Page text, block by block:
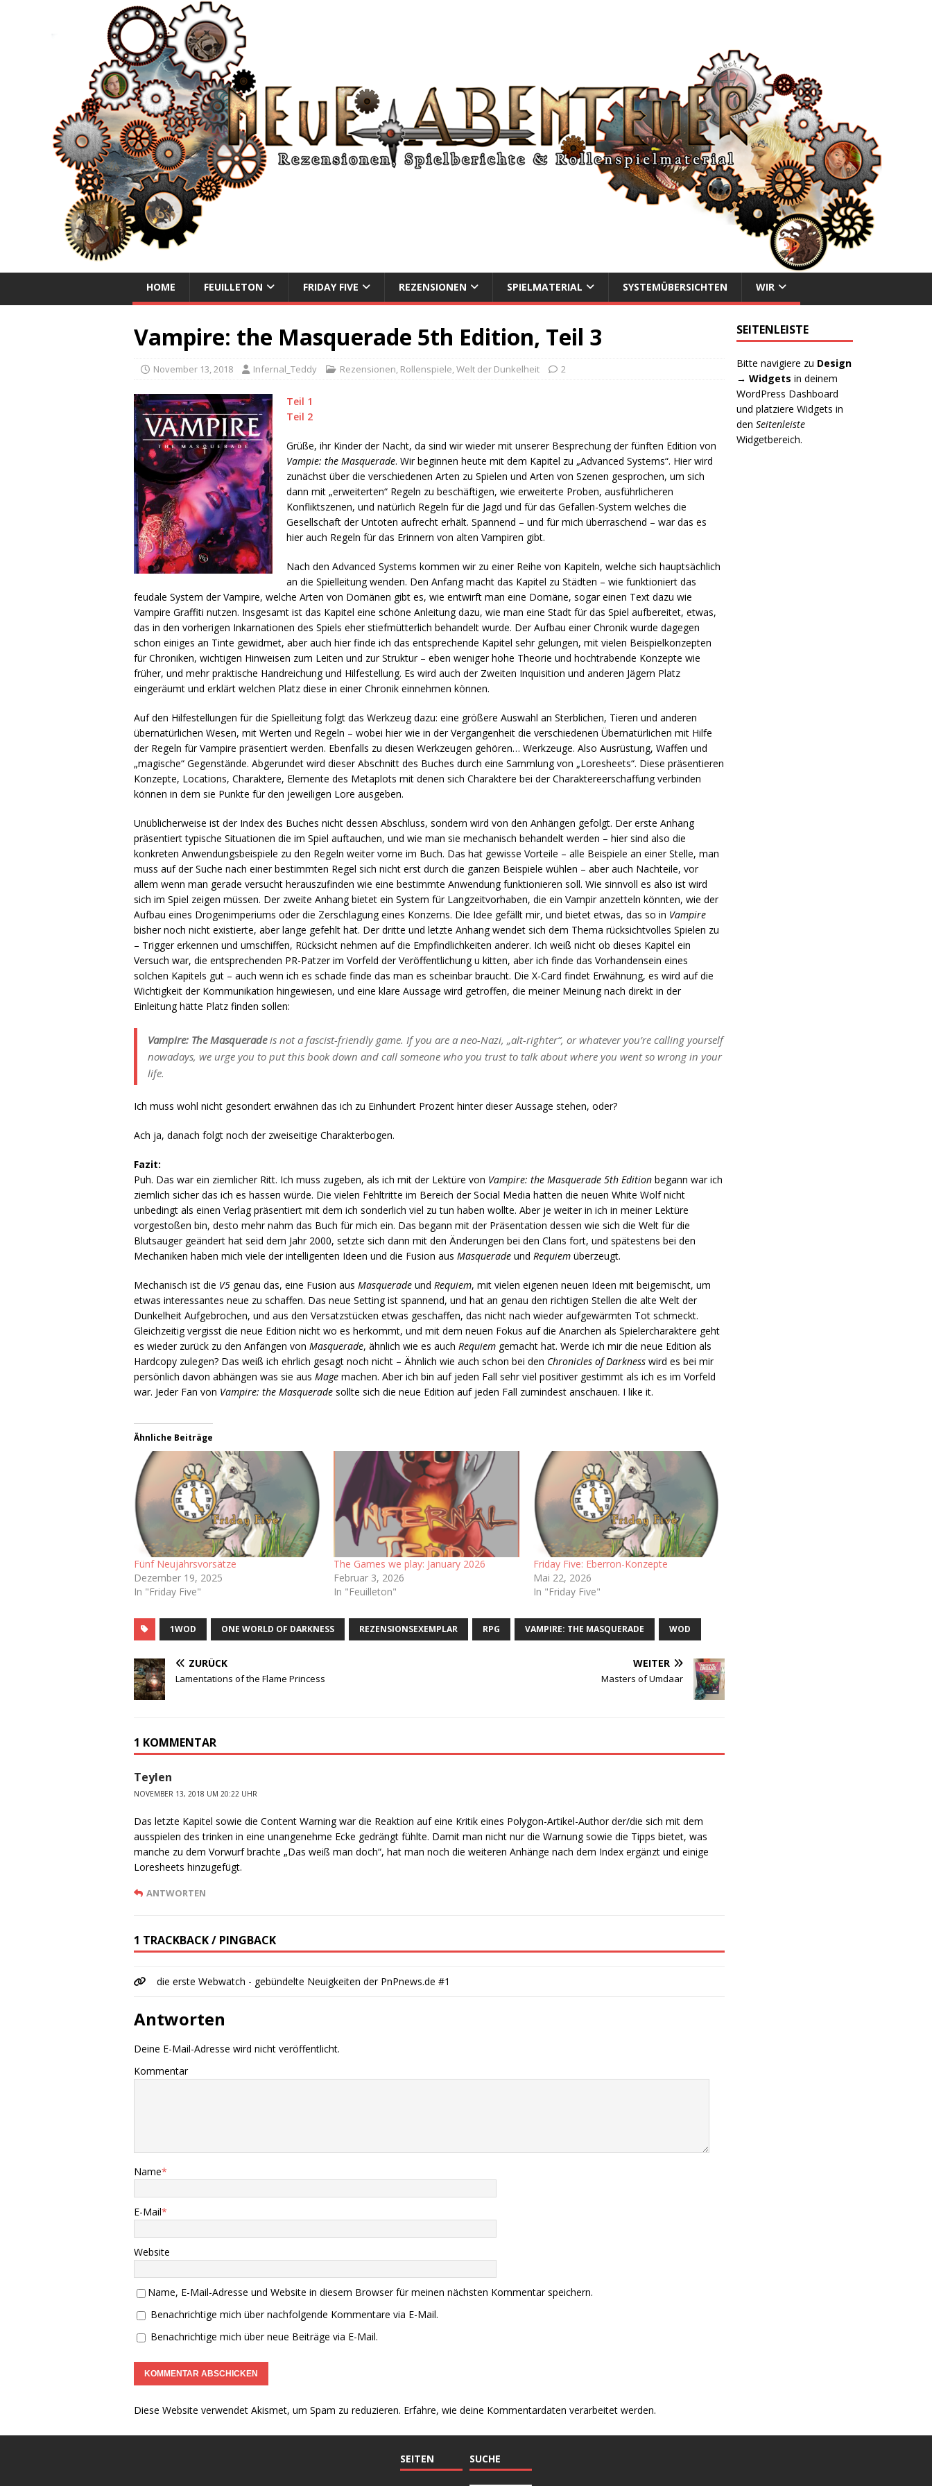
NEUE ABENTEUER
HOME FEUILLETON FRIDAY FIVE REZENSIONEN SPIELMATERIAL SYSTEMÜBERSICHTEN WIR
Vampire: the Masquerade 5th Edition, Teil 3
November 13, 2018 Infernal_Teddy Rezensionen, Rollenspiele,Welt der Dunkelheit 2
Teil 1
Teil 2
Grüße, ihr Kinder der Nacht, da sind wir wieder mit unserer Besprechung der fünften Edition von
Vampie: the Masquerade. Wir beginnen heute mit dem Kapitel zu „Advanced Systems“. Hier wird
zunächst über die verschiedenen Arten zu Spielen und Arten von Szenen gesprochen, um sich
dann mit „erweiterten“ Regeln zu beschäftigen, wie erweiterte Proben, ausführlicheren
Konfliktszenen, und natürlich Regeln für die Jagd und für das Gefallen-System welches die
Gesellschaft der Untoten aufrecht erhält. Spannend – und für mich überraschend – war das es
hier auch Regeln für das Erinnern von alten Vampiren gibt.
Nach den Advanced Systems kommen wir zu einer Reihe von Kapiteln, welche sich hauptsächlich
an die Spielleitung wenden. Den Anfang macht das Kapitel zu Städten – wie funktioniert das
feudale System der Vampire, welche Arten von Domänen gibt es, wie entwirft man eine Domäne, sogar einen Text dazu wie
Vampire Graffiti nutzen. Insgesamt ist das Kapitel eine schöne Anleitung dazu, wie man eine Stadt für das Spiel aufbereitet, etwas,
das in den vorherigen Inkarnationen des Spiels eher stiefmütterlich behandelt wurde. Der Aufbau einer Chronik wurde dagegen
schon einiges an Tinte gewidmet, aber auch hier finde ich das entsprechende Kapitel sehr gelungen, mit vielen Beispielkonzepten
für Chroniken, wichtigen Hinweisen zum Leiten und zur Struktur – eben weniger hohe Theorie und hochtrabende Konzepte wie
früher, und mehr praktische Handreichung und Hilfestellung. Es wird auch der Zweiten Inquisition und anderen Jägern Platz
eingeräumt und erklärt welchen Platz diese in einer Chronik einnehmen können.
Auf den Hilfestellungen für die Spielleitung folgt das Werkzeug dazu: eine größere Auswahl an Sterblichen, Tieren und anderen
übernatürlichen Wesen, mit Werten und Regeln – wobei hier wie in der Vergangenheit die verschiedenen Übernatürlichen mit Hilfe
der Regeln für Vampire präsentiert werden. Ebenfalls zu diesen Werkzeugen gehören… Werkzeuge. Also Ausrüstung, Waffen und
„magische“ Gegenstände. Abgerundet wird dieser Abschnitt des Buches durch eine Sammlung von „Loresheets“. Diese präsentieren
Konzepte, Locations, Charaktere, Elemente des Metaplots mit denen sich Charaktere bei der Charaktereerschaffung verbinden
können in dem sie Punkte für den jeweiligen Lore ausgeben.
Unüblicherweise ist der Index des Buches nicht dessen Abschluss, sondern wird von den Anhängen gefolgt. Der erste Anhang
präsentiert typische Situationen die im Spiel auftauchen, und wie man sie mechanisch behandelt werden – hier sind also die
konkreten Anwendungsbeispiele zu den Regeln weiter vorne im Buch. Das hat gewisse Vorteile – alle Beispiele an einer Stelle, man
muss auf der Suche nach einer bestimmten Regel sich nicht erst durch die ganzen Beispiele wühlen – aber auch Nachteile, vor
allem wenn man gerade versucht herauszufinden wie eine bestimmte Anwendung funktionieren soll. Wie sinnvoll es also ist wird
sich im Spiel zeigen müssen. Der zweite Anhang bietet ein System für Langzeitvorhaben, die ein Vampir anzetteln könnten, wie der
Aufbau eines Drogenimperiums oder die Zerschlagung eines Konzerns. Die Idee gefällt mir, und bietet etwas, das so in Vampire
bisher noch nicht existierte, aber lange gefehlt hat. Der dritte und letzte Anhang wendet sich dem Thema rücksichtvolles Spielen zu
– Trigger erkennen und umschiffen, Rücksicht nehmen auf die Empfindlichkeiten anderer. Ich weiß nicht ob dieses Kapitel ein
Versuch war, die entsprechenden PR-Patzer im Vorfeld der Veröffentlichung u kitten, aber ich finde das Vorhandensein eines
solchen Kapitels gut – auch wenn ich es schade finde das man es scheinbar braucht. Die X-Card findet Erwähnung, es wird auf die
Wichtigkeit der Kommunikation hingewiesen, und eine klare Aussage wird getroffen, die meiner Meinung nach direkt in der
Einleitung hätte Platz finden sollen:
Vampire: The Masqueradeis not a fascist-friendly game. If you are a neo-Nazi, „alt-righter“, or whatever you’re calling yourself
nowadays, we urge you to put this book down and call someone who you trust to talk about where you went so wrong in your
life.
Ich muss wohl nicht gesondert erwähnen das ich zu Einhundert Prozent hinter dieser Aussage stehen, oder?
Ach ja, danach folgt noch der zweiseitige Charakterbogen.
Fazit:
Puh. Das war ein ziemlicher Ritt. Ich muss zugeben, als ich mit der Lektüre von Vampire: the Masquerade 5th Edition begann war ich
ziemlich sicher das ich es hassen würde. Die vielen Fehltritte im Bereich der Social Media hatten die neuen White Wolf nicht
unbedingt als einen Verlag präsentiert mit dem ich sonderlich viel zu tun haben wollte. Aber je weiter in ich in meiner Lektüre
vorgestoßen bin, desto mehr nahm das Buch für mich ein. Das begann mit der Präsentation dessen wie sich die Welt für die
Blutsauger geändert hat seid dem Jahr 2000, setzte sich dann mit den Änderungen bei den Clans fort, und spätestens bei den
Mechaniken haben mich viele der intelligenten Ideen und die Fusion ausMasquerade undRequiem überzeugt.
Mechanisch ist die V5 genau das, eine Fusion ausMasquerade undRequiem, mit vielen eigenen neuen Ideen mit beigemischt, um
etwas interessantes neue zu schaffen. Das neue Setting ist spannend, und hat an genau den richtigen Stellen die alte Welt der
Dunkelheit Aufgebrochen, und aus den Versatzstücken etwas geschaffen, das nicht nach wieder aufgewärmten Tot schmeckt.
Gleichzeitig vergisst die neue Edition nicht wo es herkommt, und mit dem neuen Fokus auf die Anarchen als Spielercharaktere geht
es wieder zurück zu den Anfängen vonMasquerade, ähnlich wie es auchRequiem gemacht hat. Werde ich mir die neue Edition als
Hardcopy zulegen? Das weiß ich ehrlich gesagt noch nicht – Ähnlich wie auch schon bei den Chronicles of Darkness wird es bei mir
persönlich davon abhängen was sie ausMage machen. Aber ich bin auf jeden Fall sehr viel positiver gestimmt als ich es im Vorfeld
war. Jeder Fan von Vampire: the Masquerade sollte sich die neue Edition auf jeden Fall zumindest anschauen. I like it.
Ähnliche Beiträge
Fünf Neujahrsvorsätze
Dezember 19, 2025
In "Friday Five"
The Games we play: January 2026
Februar 3, 2026
In "Feuilleton"
Friday Five: Eberron-Konzepte
Mai 22, 2026
In "Friday Five"
1WOD ONE WORLD OF DARKNESS REZENSIONSEXEMPLAR RPG VAMPIRE: THE MASQUERADE WOD
ZURÜCK
Lamentations of the Flame Princess
WEITER
Masters of Umdaar
1 KOMMENTAR
Teylen
NOVEMBER 13, 2018 UM 20:22 UHR
Das letzte Kapitel sowie die Content Warning war die Reaktion auf eine Kritik eines Polygon-Artikel-Author der/die sich mit dem
ausspielen des trinken in eine unangenehme Ecke gedrängt fühlte. Damit man nicht nur die Warnung sowie die Tipps bietet, was
manche zu dem Vorwurf brachte „Das weiß man doch“, hat man noch die weiteren Anhänge nach dem Index ergänzt und einige
Loresheets hinzugefügt.
ANTWORTEN
1 TRACKBACK / PINGBACK
die erste Webwatch - gebündelte Neuigkeiten der PnPnews.de #1
Antworten
Deine E-Mail-Adresse wird nicht veröffentlicht.
Kommentar
Name*
E-Mail*
Website
Name, E-Mail-Adresse und Website in diesem Browser für meinen nächsten Kommentar speichern.
Benachrichtige mich über nachfolgende Kommentare via E-Mail.
Benachrichtige mich über neue Beiträge via E-Mail.
Diese Website verwendet Akismet, um Spam zu reduzieren. Erfahre, wie deine Kommentardaten verarbeitet werden.
SEITENLEISTE
Bitte navigiere zu Design
→ Widgets in deinem
WordPress Dashboard
und platziere Widgets in
denSeitenleiste
Widgetbereich.
SEITEN SUCHE